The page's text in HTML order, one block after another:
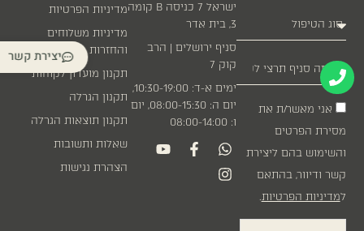
ישראל 7 כניסה B קומה
3, בית אדר
סניף ירושלים | הרב
קוק 7
ימים א-ד: 10:30-19:00,
יום ה: 08:00-15:30, יום
ו: 08:00-14:00
מדיניות הפרטיות
מדיניות משלוחים
והחזרות
תקנון מועדון לקוחות
תקנון הגרלה
תקנון תוצאות הגרלה
שאלות ותשובות
הצהרת נגישות
אני מאשר/ת את
מסירת הפרטים
והשימוש בהם ליצירת
קשר ודיוור, בהתאם
למדיניות הפרטיות.
יצירת קשר